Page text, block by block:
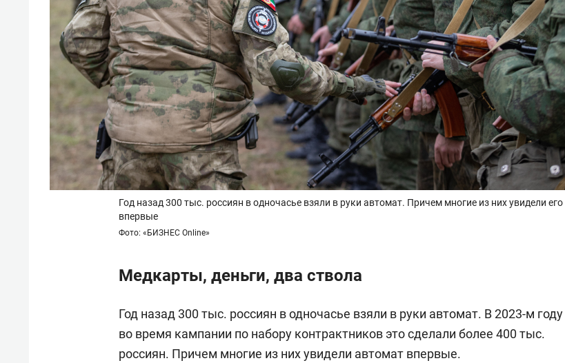
Год назад 300 тыс. россиян в одночасье взяли в руки автомат. Причем многие из них увидели его
впервые
Фото: «БИЗНЕС Online»
Медкарты, деньги, два ствола
Год назад 300 тыс. россиян в одночасье взяли в руки автомат. В 2023-м году
во время кампании по набору контрактников это сделали более 400 тыс.
россиян. Причем многие из них увидели автомат впервые.